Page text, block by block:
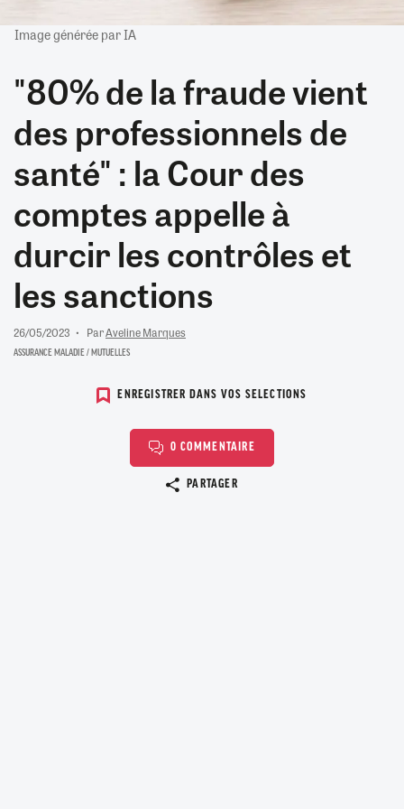
Image générée par IA
"80% de la fraude vient
des professionnels de
santé" : la Cour des
comptes appelle à
durcir les contrôles et
les sanctions
26/05/2023 ParAveline Marques
ASSURANCE MALADIE / MUTUELLES
ENREGISTRER DANS VOS SELECTIONS
0 COMMENTAIRE
PARTAGER